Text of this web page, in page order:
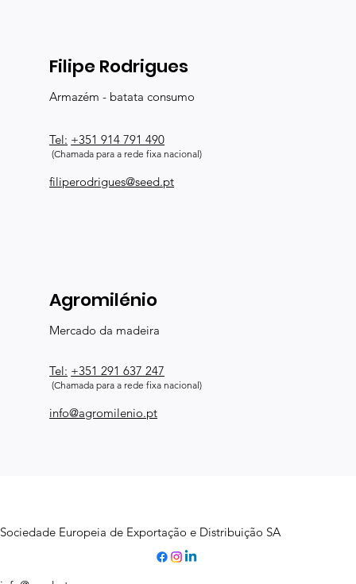
Filipe Rodrigues
Armazém - batata consumo
Tel: +351 914 791 490
(Chamada para a rede fixa nacional)
filiperodrigues@seed.pt
Agromilénio
Mercado da madeira
Tel: +351 291 637 247
(Chamada para a rede fixa nacional)
info@agromilenio.pt
Sociedade Europeia de Exportação e Distribuição SA